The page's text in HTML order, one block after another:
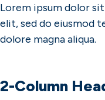
Lorem ipsum dolor
elit, sed do eiusmod
dolore magna aliqua.
2-Column